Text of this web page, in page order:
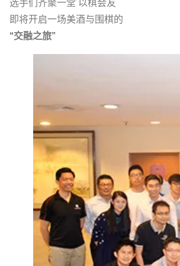
选手们齐聚一堂 以棋会友
即将开启一场美酒与围棋的
“交融之旅”